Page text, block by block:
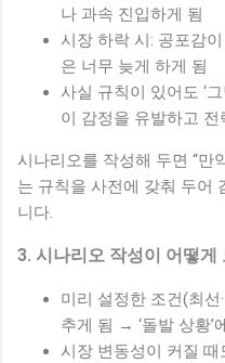
나 과속 진입하게 됨
시장 하락 시: 공포감
은 너무 늦게 하게 됨
사실 규칙이 있어도 ‘
이 감정을 유발하고
시나리오를 작성해 두면 “만
는 규칙을 사전에 갖춰 두어
니다.
3. 시나리오 작성이 어떻게
미리 설정한 조건(최선
추게 됨 → ‘돌발 상황’
시장 변동성이 커질 때